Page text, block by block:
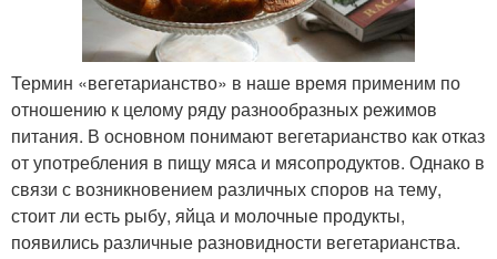
Термин «вегетарианство» в наше время применим по
отношению к целому ряду разнообразных режимов
питания. В основном понимают вегетарианство как отказ
от употребления в пищу мяса и мясопродуктов. Однако в
связи с возникновением различных споров на тему,
стоит ли есть рыбу, яйца и молочные продукты,
появились различные разновидности вегетарианства.